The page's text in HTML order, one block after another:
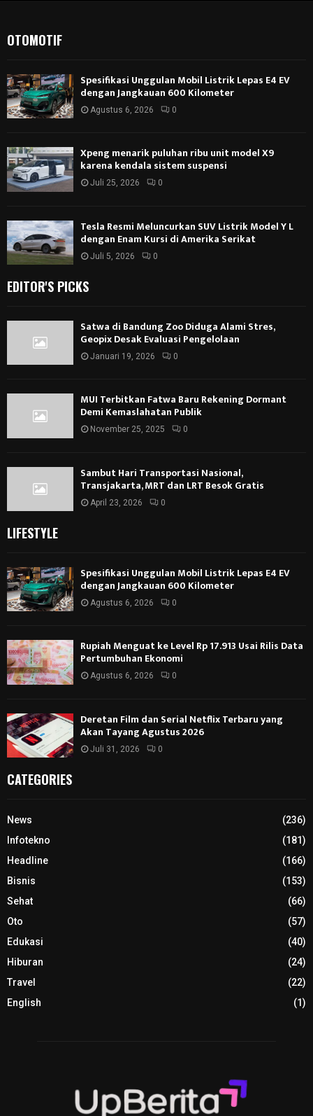
OTOMOTIF
Spesifikasi Unggulan Mobil Listrik Lepas E4 EV
dengan Jangkauan 600 Kilometer
Agustus 6, 2026 0
Xpeng menarik puluhan ribu unit model X9
karena kendala sistem suspensi
Juli 25, 2026 0
Tesla Resmi Meluncurkan SUV Listrik Model Y L
dengan Enam Kursi di Amerika Serikat
Juli 5, 2026 0
EDITOR'S PICKS
Satwa di Bandung Zoo Diduga Alami Stres,
Geopix Desak Evaluasi Pengelolaan
Januari 19, 2026 0
MUI Terbitkan Fatwa Baru Rekening Dormant
Demi Kemaslahatan Publik
November 25, 2025 0
Sambut Hari Transportasi Nasional,
Transjakarta, MRT dan LRT Besok Gratis
April 23, 2026 0
LIFESTYLE
Spesifikasi Unggulan Mobil Listrik Lepas E4 EV
dengan Jangkauan 600 Kilometer
Agustus 6, 2026 0
Rupiah Menguat ke Level Rp 17.913 Usai Rilis Data
Pertumbuhan Ekonomi
Agustus 6, 2026 0
Deretan Film dan Serial Netflix Terbaru yang
Akan Tayang Agustus 2026
Juli 31, 2026 0
CATEGORIES
News
(236)
Infotekno
(181)
Headline
(166)
Bisnis
(153)
Sehat
(66)
Oto
(57)
Edukasi
(40)
Hiburan
(24)
Travel
(22)
English
(1)